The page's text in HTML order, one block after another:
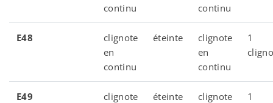
continu
continu
E48
clignote
en
continu
éteinte
clignote
en
continu
1
E49
clignote
éteinte
clignote
1